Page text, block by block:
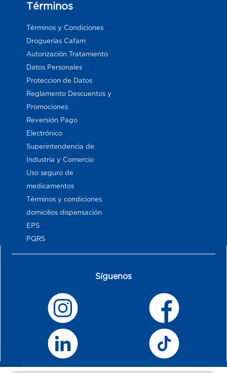
Términos
Términos y Condiciones
Droguerías Cafam
Autorización Tratamiento
Datos Personales
Proteccion de Datos
Reglamento Descuentos y
Promociones
Reversión Pago
Electrónico
Superintendencia de
Industria y Comercio
Uso seguro de
medicamentos
Términos y condiciones
domicilios dispensación
EPS
PQRS
Síguenos